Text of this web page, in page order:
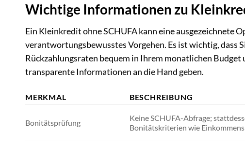
Wichtige Informationen zu
Ein Kleinkredit ohne SCHUFA kann eine ausgezeichnete
verantwortungsbewusstes Vorgehen. Es ist wichtig, dass
Rückzahlungsraten bequem in Ihrem monatlichen
transparente Informationen an die Hand geben.
MERKMAL BESCHREIBUNG
Bonitätsprüfung
Keine SCHUFA-Abfrage;
Bonitätskriterien wie